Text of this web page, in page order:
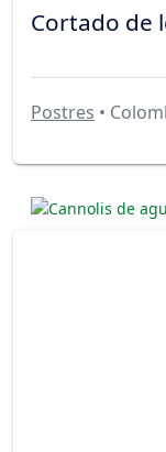
Cortado de
Postres •